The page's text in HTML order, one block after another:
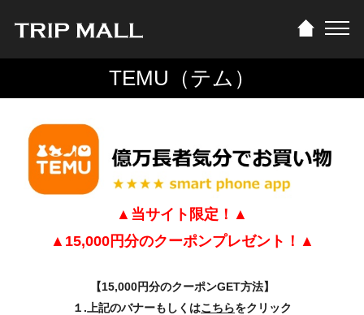
TEMU（テム）
▲当サイト限定！▲
▲15,000円分のクーポンプレゼント！▲
【15,000円分のクーポンGET方法】
１.上記のバナーもしくはこちらをクリック